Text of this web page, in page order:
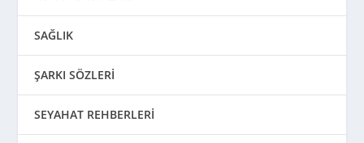
SAĞLIK
ŞARKI SÖZLERİ
SEYAHAT REHBERLERİ